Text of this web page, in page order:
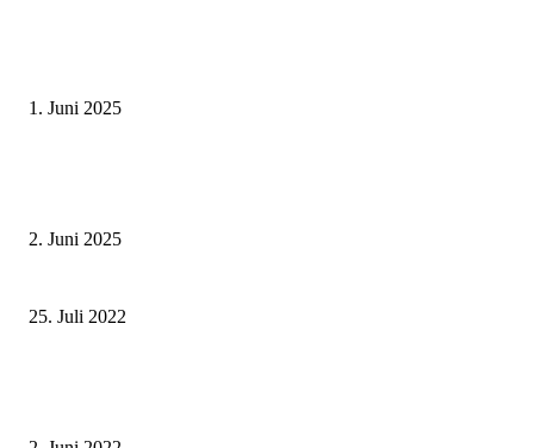
1. Juni 2025
2. Juni 2025
25. Juli 2022